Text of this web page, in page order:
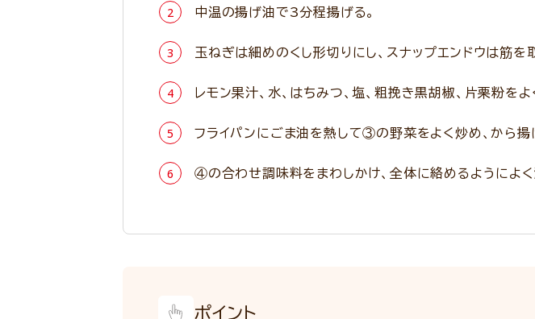
中温の揚げ油で3分程揚げる。
玉ねぎは細めのくし形切りにし、スナップエンドウは筋を
レモン果汁、水、はちみつ、塩、粗挽き黒胡椒、片栗粉を
フライパンにごま油を熱して③の野菜をよく炒め、から揚
④の合わせ調味料をまわしかけ、全体に絡めるようによく
ポイント